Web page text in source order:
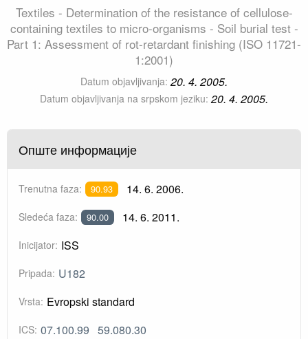
Textiles - Determination of the resistance of cellulose-
containing textiles to micro-organisms - Soil burial test -
Part 1: Assessment of rot-retardant finishing (ISO 11721-
1:2001)
Datum objavljivanja: 20. 4. 2005.
Datum objavljivanja na srpskom jeziku: 20. 4. 2005.
Опште информације
Trenutna faza: 90.93 14. 6. 2006.
Sledeća faza: 90.00 14. 6. 2011.
Inicijator: ISS
Pripada: U182
Vrsta: Evropski standard
ICS: 07.100.99 59.080.30